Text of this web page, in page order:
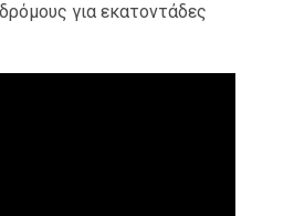
για εκατοντάδες